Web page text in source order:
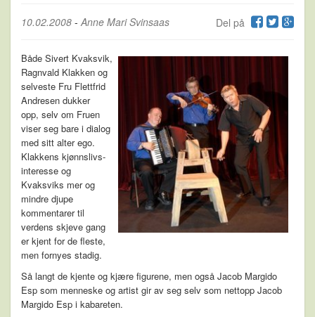
Del på
10.02.2008 - Anne Mari Svinsaas
Både Sivert Kvaksvik,
Ragnvald Klakken og
selveste Fru Flettfrid
Andresen dukker
opp, selv om Fruen
viser seg bare i dialog
med sitt alter ego.
Klakkens kjønnslivs-
interesse og
Kvaksviks mer og
mindre djupe
kommentarer til
verdens skjeve gang
er kjent for de fleste,
men fornyes stadig.
Så langt de kjente og kjære figurene, men også Jacob Margido
Esp som menneske og artist gir av seg selv som nettopp Jacob
Margido Esp i kabareten.